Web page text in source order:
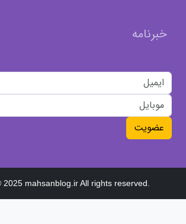
خبرنامه
عضویت
mahsanblog.ir All rights reserved.